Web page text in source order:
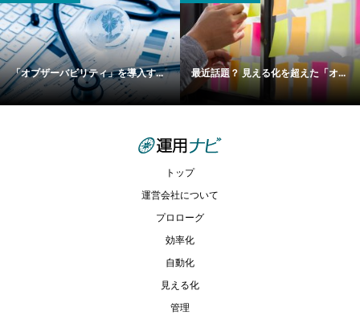
「オブザーバビリティ」を導入す... 最近話題？ 見える化を超えた「オ...
トップ
運営会社について
プロローグ
効率化
自動化
見える化
管理